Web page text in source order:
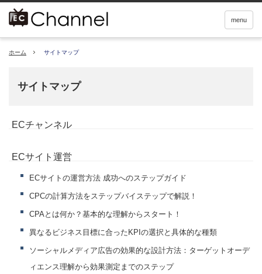
menu
ホーム サイトマップ
サイトマップ
ECチャンネル
ECサイト運営
ECサイトの運営方法 成功へのステップガイド
CPCの計算方法をステップバイステップで解説！
CPAとは何か？基本的な理解からスタート！
異なるビジネス目標に合ったKPIの選択と具体的な種類
ソーシャルメディア広告の効果的な設計方法：ターゲットオーデ
ィエンス理解から効果測定までのステップ